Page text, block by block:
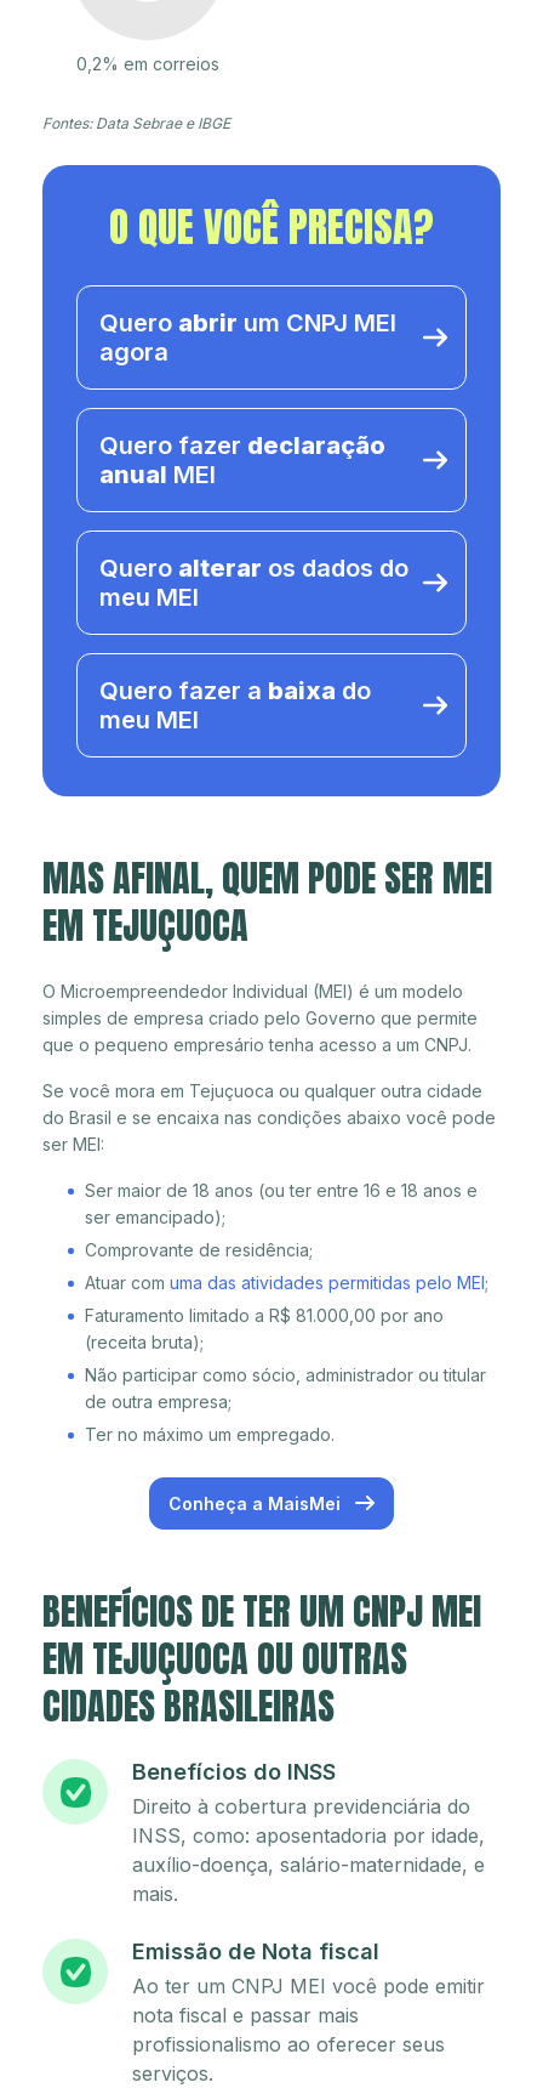
0,2% em correios
Fontes: Data Sebrae e IBGE
O QUE VOCÊ PRECISA?
Quero abrir um CNPJ MEI
agora
Quero fazer declaração
anual MEI
Quero alterar os dados do
meu MEI
Quero fazer a baixa do
meu MEI
MAS AFINAL, QUEM PODE SER MEI
EM TEJUÇUOCA
O Microempreendedor Individual (MEI) é um modelo
simples de empresa criado pelo Governo que permite
que o pequeno empresário tenha acesso a um CNPJ.
Se você mora em Tejuçuoca ou qualquer outra cidade
do Brasil e se encaixa nas condições abaixo você pode
ser MEI:
Ser maior de 18 anos (ou ter entre 16 e 18 anos e
ser emancipado);
Comprovante de residência;
Atuar com uma das atividades permitidas pelo MEI;
Faturamento limitado a R$ 81.000,00 por ano
(receita bruta);
Não participar como sócio, administrador ou titular
de outra empresa;
Ter no máximo um empregado.
Conheça a MaisMei
BENEFÍCIOS DE TER UM CNPJ MEI
EM TEJUÇUOCA OU OUTRAS
CIDADES BRASILEIRAS
Benefícios do INSS
Direito à cobertura previdenciária do
INSS, como: aposentadoria por idade,
auxílio-doença, salário-maternidade, e
mais.
Emissão de Nota fiscal
Ao ter um CNPJ MEI você pode emitir
nota fiscal e passar mais
profissionalismo ao oferecer seus
serviços.